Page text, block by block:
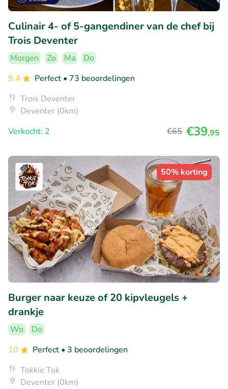
Culinair 4- of 5-gangendiner van de chef bij
Trois Deventer
Morgen Zo Ma
Do
9.4
Perfect • 73 beoordelingen
Trois Deventer
Deventer (0km)
Verkocht: 2
€65 €39,95
50% korting
Burger naar keuze of 20 kipvleugels +
drankje
Wo
Do
10
Perfect • 3 beoordelingen
Tokkie Tok
Deventer (0km)